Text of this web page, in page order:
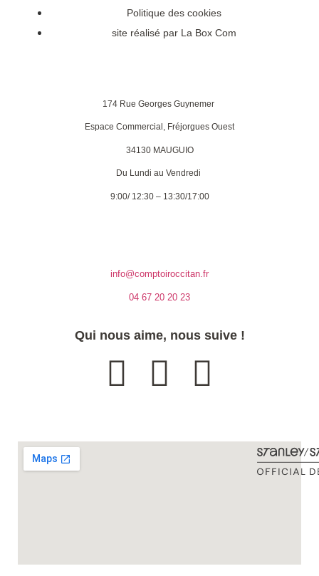
Politique des cookies
site réalisé par La Box Com
174 Rue Georges Guynemer
Espace Commercial, Fréjorgues Ouest
34130 MAUGUIO
Du Lundi au Vendredi
9:00/ 12:30 – 13:30/17:00
info@comptoiroccitan.fr
04 67 20 20 23
Qui nous aime, nous suive !